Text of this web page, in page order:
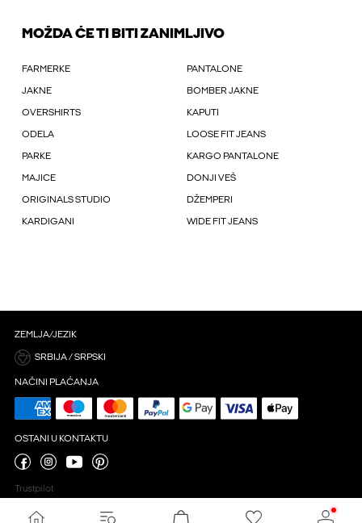
MOŽDA ĆE TI BITI ZANIMLJIVO
FARMERKE PANTALONE
JAKNE BOMBER JAKNE
OVERSHIRTS KAPUTI
ODELA LOOSE FIT JEANS
PARKE KARGO PANTALONE
MAJICE DONJI VEŠ
ORIGINALS STUDIO DŽEMPERI
KARDIGANI WIDE FIT JEANS
ZEMLJA/JEZIK
SRBIJA / SRPSKI
NAČINI PLAĆANJA
OSTANI U KONTAKTU
Trustpilot